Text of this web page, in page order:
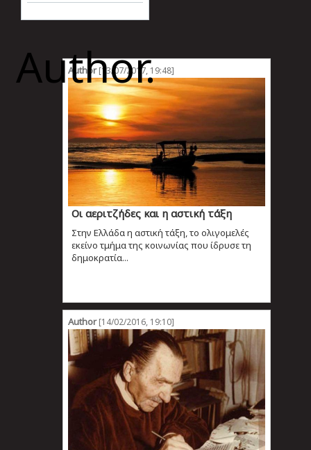
Author.
Author[13/07/2017, 19:48]
Οι αεριτζήδες και η αστική τάξη
Στην Ελλάδα η αστική τάξη, το ολιγομελές
εκείνο τμήμα της κοινωνίας που ίδρυσε τη
δημοκρατία...
Author[14/02/2016, 19:10]